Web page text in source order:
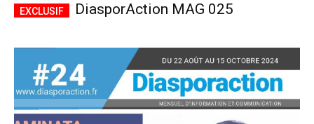
DiasporAction MAG 025